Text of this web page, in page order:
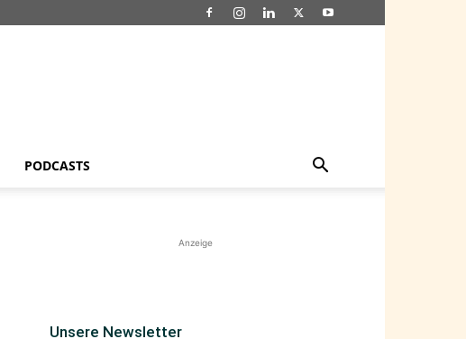
PODCASTS
Anzeige
Unsere Newsletter